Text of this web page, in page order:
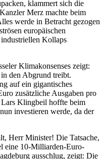
klammert sich die
Merz machte beim
werde in Betracht gezogen
europäischen
Kollaps
Klimakonsenses zeigt:
den Abgrund treibt.
auf ein gigantisches
zusätzliche Ausgaben pro
Lars Klingbeil hoffte beim
investieren werde, da der
Herr Minister! Die Tatsache,
eine 10-Milliarden-Euro-
ausschlug, zeigt: Die